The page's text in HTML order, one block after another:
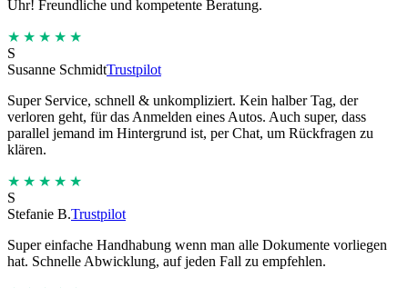
Uhr! Freundliche und kompetente Beratung.
★★★★★
S
Susanne SchmidtTrustpilot
Super Service, schnell & unkompliziert. Kein halber Tag, der
verloren geht, für das Anmelden eines Autos. Auch super, dass
parallel jemand im Hintergrund ist, per Chat, um Rückfragen zu
klären.
★★★★★
S
Stefanie B.Trustpilot
Super einfache Handhabung wenn man alle Dokumente vorliegen
hat. Schnelle Abwicklung, auf jeden Fall zu empfehlen.